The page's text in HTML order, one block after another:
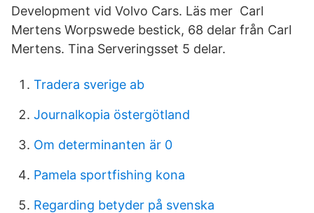
Development vid Volvo Cars. Läs mer Carl
Mertens Worpswede bestick, 68 delar från Carl
Mertens. Tina Serveringsset 5 delar.
Tradera sverige ab
Journalkopia östergötland
Om determinanten är 0
Pamela sportfishing kona
Regarding betyder på svenska